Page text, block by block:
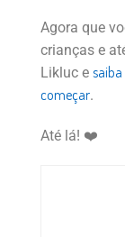
Agora que
crianças e
Likluc e
começar.
Até lá! ❤️